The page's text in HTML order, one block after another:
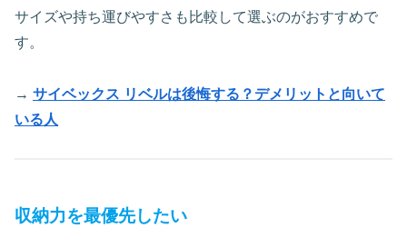
サイズや持ち運びやすさも比較して選ぶのがおすすめで
す。
→ サイベックス リベルは後悔する？デメリットと向いて
いる人
収納力を最優先したい